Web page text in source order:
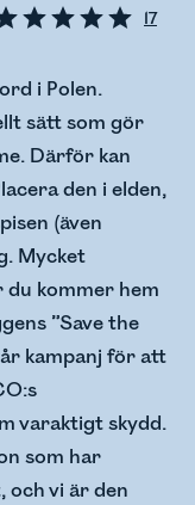
17
i Polen.
sätt som gör
Därför kan
den i elden,
(även
Mycket
kommer hem
”Save the
kampanj för att
varaktigt skydd.
som har
vi är den